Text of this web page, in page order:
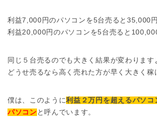
利益7,000円のパソコンを5台売ると35,000円
利益20,000円のパソコンを5台売ると
同じ５台売るのでも大きく結果が変わります
どうせ売るなら高く売れた方が早く大きく稼
僕は、このように利益２万円を超えるパソコ
パソコン と呼んでいます。